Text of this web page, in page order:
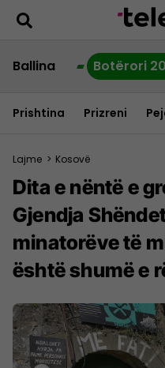
Ballina Botërori
Prishtina Prizreni
Lajme > Kosovë
Dita e nëntë e
Gjendja
minatorëve të
është shumë e